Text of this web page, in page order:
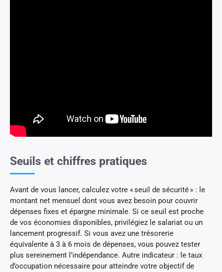
Seuils et chiffres pratiques
Avant de vous lancer, calculez votre « seuil de sécurité » : le
montant net mensuel dont vous avez besoin pour couvrir
dépenses fixes et épargne minimale. Si ce seuil est proche
de vos économies disponibles, privilégiez le salariat ou un
lancement progressif. Si vous avez une trésorerie
équivalente à 3 à 6 mois de dépenses, vous pouvez tester
plus sereinement l’indépendance. Autre indicateur : le taux
d’occupation nécessaire pour atteindre votre objectif de